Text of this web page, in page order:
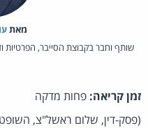
מאת‏
שותף וחבר בקבוצת הסייבר, הפרטיות
זמן קריאה: פחות מדקה
(פסק-דין, שלום ראשל"צ,